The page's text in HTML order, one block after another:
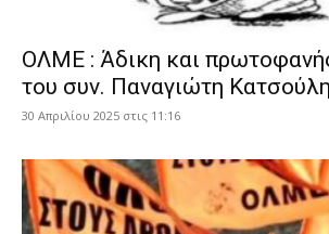
ΟΛΜΕ : Άδικη και
του συν. Παναγιώτη Κατσούλη
30 Απριλίου 2025 στις 11:16